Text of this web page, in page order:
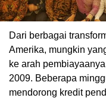
Dari berbagai
Amerika, mungkin
ke arah
2009. Beberapa
mendorong kredit